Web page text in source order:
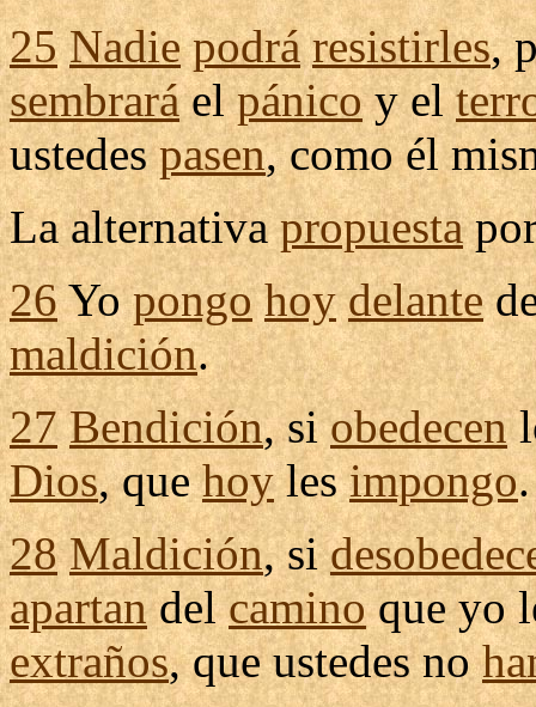
25 Nadie podrá resistirles,
sembraráelpánicoy el
ustedespasen, como él
Laalternativa propuesta
26Yopongo hoy delante
maldición.
27 Bendición, siobedecen
Dios, quehoylesimpongo.
28 Maldición, si
apartandelcaminoque yo
extraños, que ustedes no